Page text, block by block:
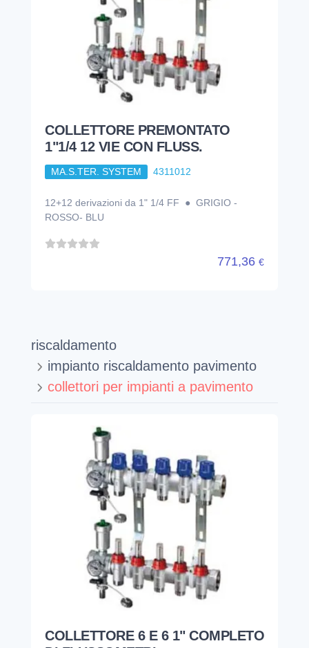
COLLETTORE PREMONTATO
1"1/4 12 VIE CON FLUSS.
MA.S.TER. SYSTEM 4311012
12+12 derivazioni da 1" 1/4 FF ● GRIGIO -
ROSSO- BLU
771,36 €
riscaldamento
impianto riscaldamento pavimento
collettori per impianti a pavimento
COLLETTORE 6 E 6 1" COMPLETO